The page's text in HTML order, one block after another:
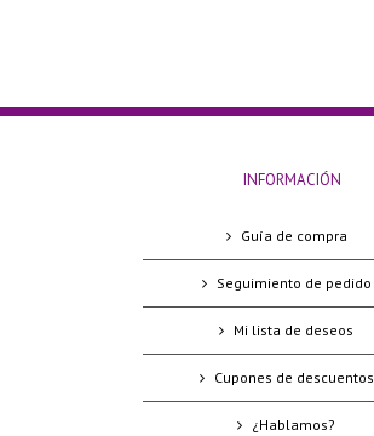
INFORMACIÓN
Guía de compra
Seguimiento de pedido
Mi lista de deseos
Cupones de descuentos
¿Hablamos?